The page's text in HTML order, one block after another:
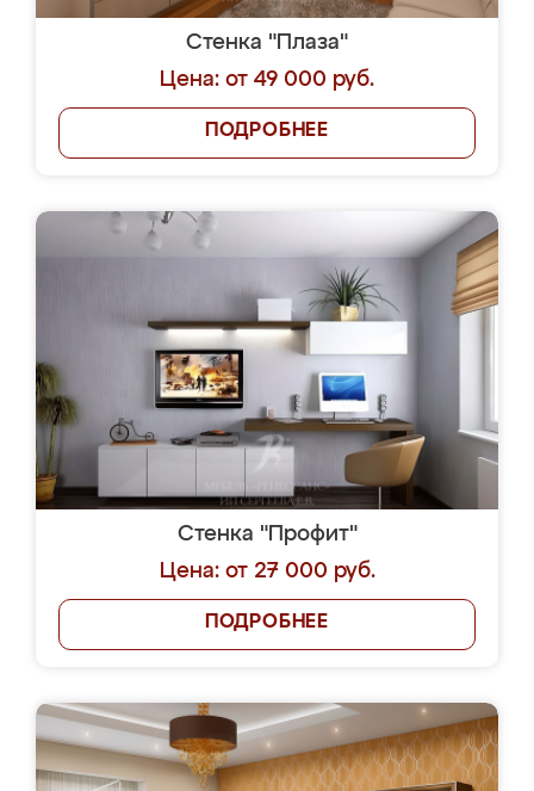
Стенка "Плаза"
Цена: от 49 000 руб.
ПОДРОБНЕЕ
Стенка "Профит"
Цена: от 27 000 руб.
ПОДРОБНЕЕ